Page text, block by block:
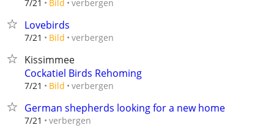
7/21 Bild verbergen
Lovebirds
7/21 Bild verbergen
Kissimmee
Cockatiel Birds Rehoming
7/21 Bild verbergen
German shepherds looking for a new home
7/21 verbergen